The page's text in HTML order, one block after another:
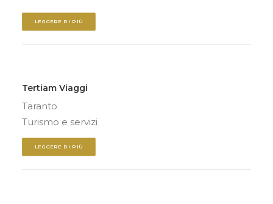
LEGGERE DI PIÙ
Tertiam Viaggi
Taranto
Turismo e servizi
LEGGERE DI PIÙ